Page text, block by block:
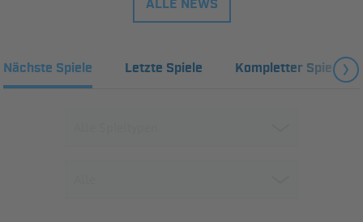
ALLE NEWS
Nächste Spiele Letzte Spiele Kompletter Spielplan